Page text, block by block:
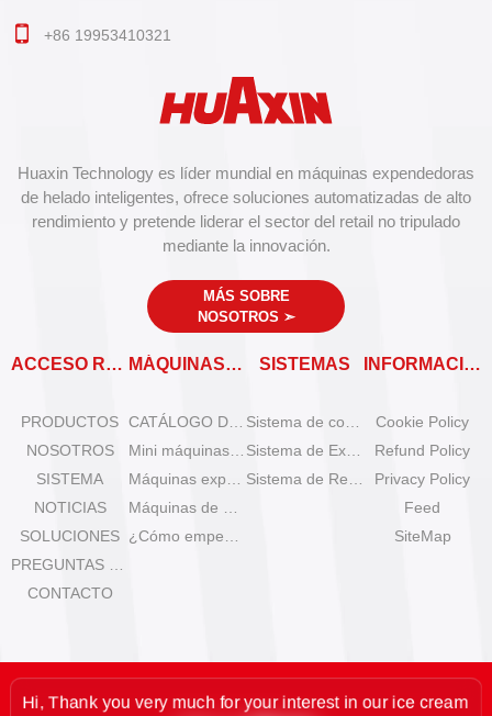
Huaxin Technology es líder mundial en máquinas expendedoras
de helado inteligentes, ofrece soluciones automatizadas de alto
rendimiento y pretende liderar el sector del retail no tripulado
mediante la innovación.
MÁS SOBRE
NOSOTROS ➣
ACCESO RÁPIDO
PRODUCTOS
NOSOTROS
SISTEMA
NOTICIAS
SOLUCIONES
CONTACTO
MÁQUINAS EXPENDEDORAS SISTEMAS INFORMACIÓN
Cookie Policy
Refund Policy
Privacy Policy
Feed
SiteMap
+86 19953410321
Hi, Thank you very much for your interest in our ice cream